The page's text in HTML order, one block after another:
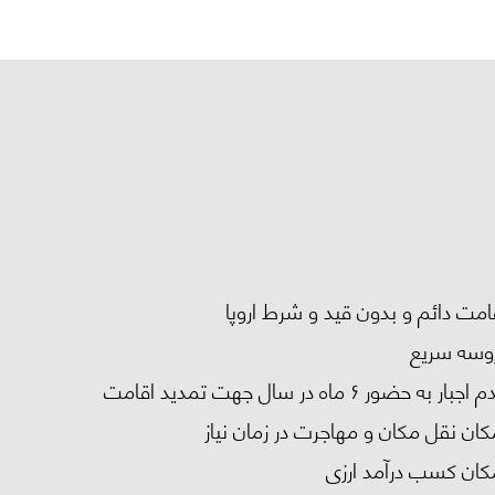
دائم و بدون قید و شرط اروپا
سریع
به حضور ۶ ماه در سال جهت تمدید اقامت
نقل مکان و مهاجرت در زمان نیاز
کسب درآمد ارزی